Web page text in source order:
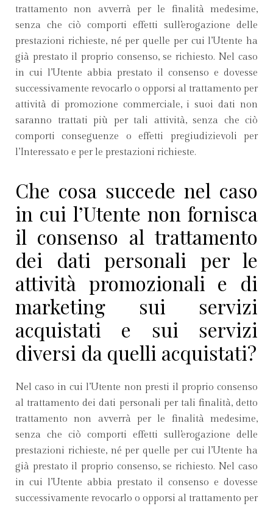
trattamento non avverrà per le finalità medesime,
senza che ciò comporti effetti sull’erogazione delle
prestazioni richieste, né per quelle per cui l’Utente ha
già prestato il proprio consenso, se richiesto. Nel caso
in cui l’Utente abbia prestato il consenso e dovesse
successivamente revocarlo o opporsi al trattamento per
attività di promozione commerciale, i suoi dati non
saranno trattati più per tali attività, senza che ciò
comporti conseguenze o effetti pregiudizievoli per
l’Interessato e per le prestazioni richieste.
Che cosa succede nel caso
in cui l’Utente non fornisca
il consenso al trattamento
dei dati personali per le
attività promozionali e di
marketing sui servizi
acquistati e sui servizi
diversi da quelli acquistati?
Nel caso in cui l’Utente non presti il proprio consenso
al trattamento dei dati personali per tali finalità, detto
trattamento non avverrà per le finalità medesime,
senza che ciò comporti effetti sull’erogazione delle
prestazioni richieste, né per quelle per cui l’Utente ha
già prestato il proprio consenso, se richiesto. Nel caso
in cui l’Utente abbia prestato il consenso e dovesse
successivamente revocarlo o opporsi al trattamento per